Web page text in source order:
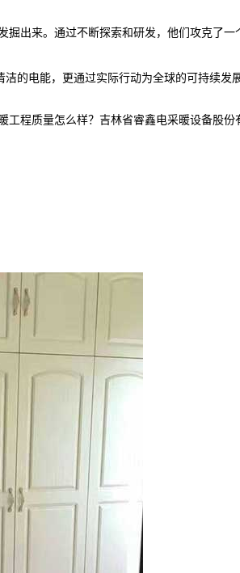
出来。通过不断探索和研发，他们攻克了
的电能，更通过实际行动为全球的可持续
程质量怎么样？吉林省睿鑫电采暖设备股